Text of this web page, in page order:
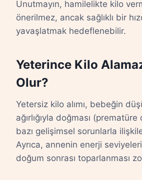
Unutmayın, hamilelikte kilo
önerilmez, ancak sağlıklı bir
yavaşlatmak hedeflenebilir.
Yeterince Kilo
Olur?
Yetersiz kilo alımı, bebeğin
ağırlığıyla doğması
bazı gelişimsel sorunlarla
Ayrıca, annenin enerji
doğum sonrası toparlanması